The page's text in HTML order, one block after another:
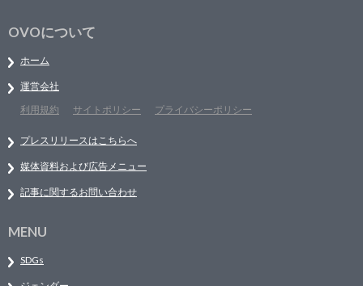
OVOについて
ホーム
運営会社
利用規約
サイトポリシー プライバシーポリシー
プレスリリースはこちらへ
媒体資料および広告メニュー
記事に関するお問い合わせ
MENU
SDGs